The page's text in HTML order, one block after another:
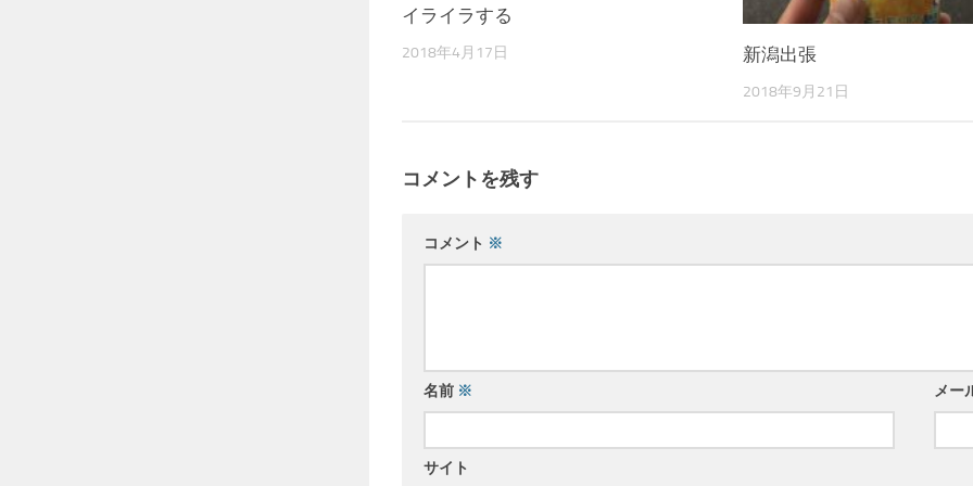
イライラする
2018年4月17日 新潟出張
2018年9月21日
コメントを残す
コメント ※
名前 ※ メー
サイト